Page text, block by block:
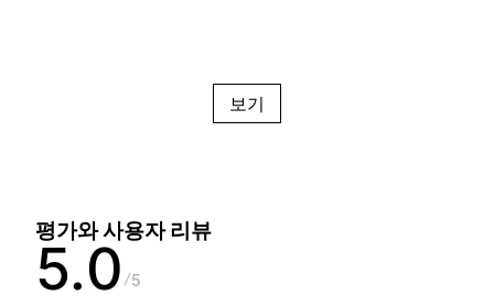
보기
평가와 사용자 리뷰
5.0 5